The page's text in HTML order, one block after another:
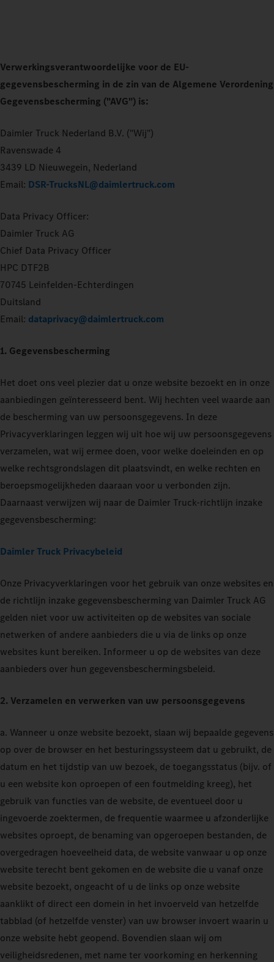
Verwerkingsverantwoordelijke voor de EU-
gegevensbescherming in de zin van de Algemene Verordening
Gegevensbescherming ("AVG") is:
Daimler Truck Nederland B.V. ("Wij")
Ravenswade 4
3439 LD Nieuwegein, Nederland
Email: DSR-TrucksNL@daimlertruck.com
Data Privacy Officer:
Daimler Truck AG
Chief Data Privacy Officer
HPC DTF2B
70745 Leinfelden-Echterdingen
Duitsland
Email: dataprivacy@daimlertruck.com
1. Gegevensbescherming
Het doet ons veel plezier dat u onze website bezoekt en in onze
aanbiedingen geïnteresseerd bent. Wij hechten veel waarde aan
de bescherming van uw persoonsgegevens. In deze
Privacyverklaringen leggen wij uit hoe wij uw persoonsgegevens
verzamelen, wat wij ermee doen, voor welke doeleinden en op
welke rechtsgrondslagen dit plaatsvindt, en welke rechten en
beroepsmogelijkheden daaraan voor u verbonden zijn.
Daarnaast verwijzen wij naar de Daimler Truck-richtlijn inzake
gegevensbescherming:
Daimler Truck Privacybeleid
Onze Privacyverklaringen voor het gebruik van onze websites en
de richtlijn inzake gegevensbescherming van Daimler Truck AG
gelden niet voor uw activiteiten op de websites van sociale
netwerken of andere aanbieders die u via de links op onze
websites kunt bereiken. Informeer u op de websites van deze
aanbieders over hun gegevensbeschermingsbeleid.
2. Verzamelen en verwerken van uw persoonsgegevens
a. Wanneer u onze website bezoekt, slaan wij bepaalde gegevens
op over de browser en het besturingssysteem dat u gebruikt, de
datum en het tijdstip van uw bezoek, de toegangsstatus (bijv. of
u een website kon oproepen of een foutmelding kreeg), het
gebruik van functies van de website, de eventueel door u
ingevoerde zoektermen, de frequentie waarmee u afzonderlijke
websites oproept, de benaming van opgeroepen bestanden, de
overgedragen hoeveelheid data, de website vanwaar u op onze
website terecht bent gekomen en de website die u vanaf onze
website bezoekt, ongeacht of u de links op onze website
aanklikt of direct een domein in het invoerveld van hetzelfde
tabblad (of hetzelfde venster) van uw browser invoert waarin u
onze website hebt geopend. Bovendien slaan wij om
veiligheidsredenen, met name ter voorkoming en herkenning